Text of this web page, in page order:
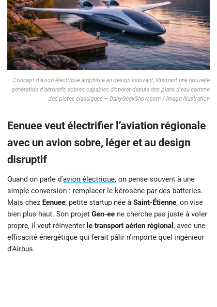
Concept d’avion électrique amphibie au design innovant, illustrant une nouvelle
génération d’aéronefs sobres capables d’opérer depuis des plans d’eau comme
des pistes classiques – DailyGeekShow.com / Image Illustration
Eenuee veut électrifier l’aviation régionale
avec un avion sobre, léger et au design
disruptif
Quand on parle d’avion électrique, on pense souvent à une
simple conversion : remplacer le kérosène par des batteries.
Mais chez Eenuee, petite startup née à Saint-Étienne, on vise
bien plus haut. Son projet Gen-ee ne cherche pas juste à voler
propre, il veut réinventer le transport aérien régional , avec une
efficacité énergétique qui ferait pâlir n’importe quel ingénieur
d’Airbus.